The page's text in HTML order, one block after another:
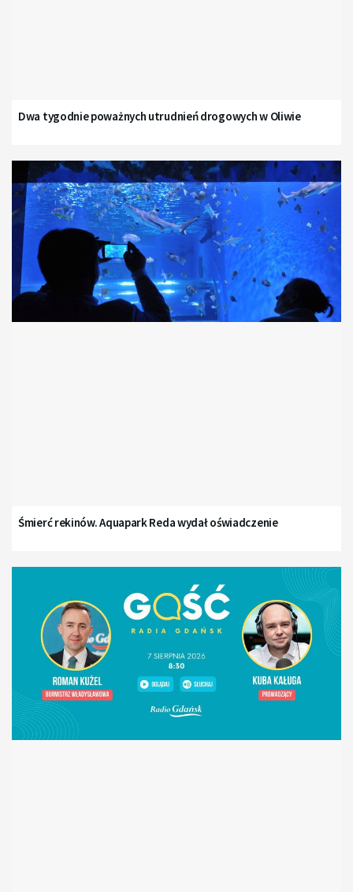
Dwa tygodnie poważnych utrudnień drogowych w Oliwie
Śmierć rekinów. Aquapark Reda wydał oświadczenie